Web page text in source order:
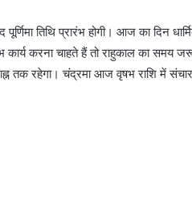
तिथि प्रारंभ होगी। आज का दिन
कार्य करना चाहते हैं तो राहुकाल का समय
तक रहेगा। चंद्रमा आज वृषभ राशि में